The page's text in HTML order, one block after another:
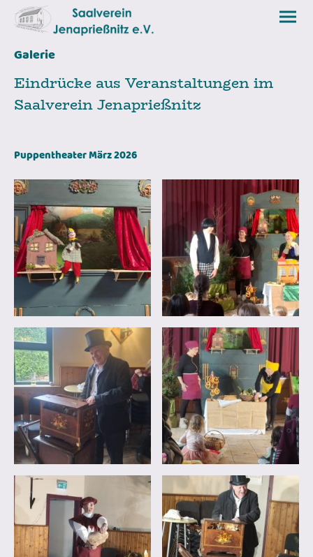
Galerie
Eindrücke aus Veranstaltungen im
Saalverein Jenaprießnitz
Puppentheater März 2026